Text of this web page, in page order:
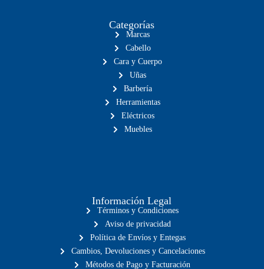
Categorías
Marcas
Cabello
Cara y Cuerpo
Uñas
Barbería
Herramientas
Eléctricos
Muebles
Información Legal
Términos y Condiciones
Aviso de privacidad
Política de Envíos y Entegas
Cambios, Devoluciones y Cancelaciones
Métodos de Pago y Facturación